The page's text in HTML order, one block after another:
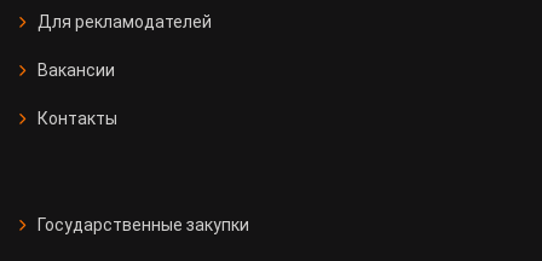
Для рекламодателей
Вакансии
Контакты
Государственные закупки